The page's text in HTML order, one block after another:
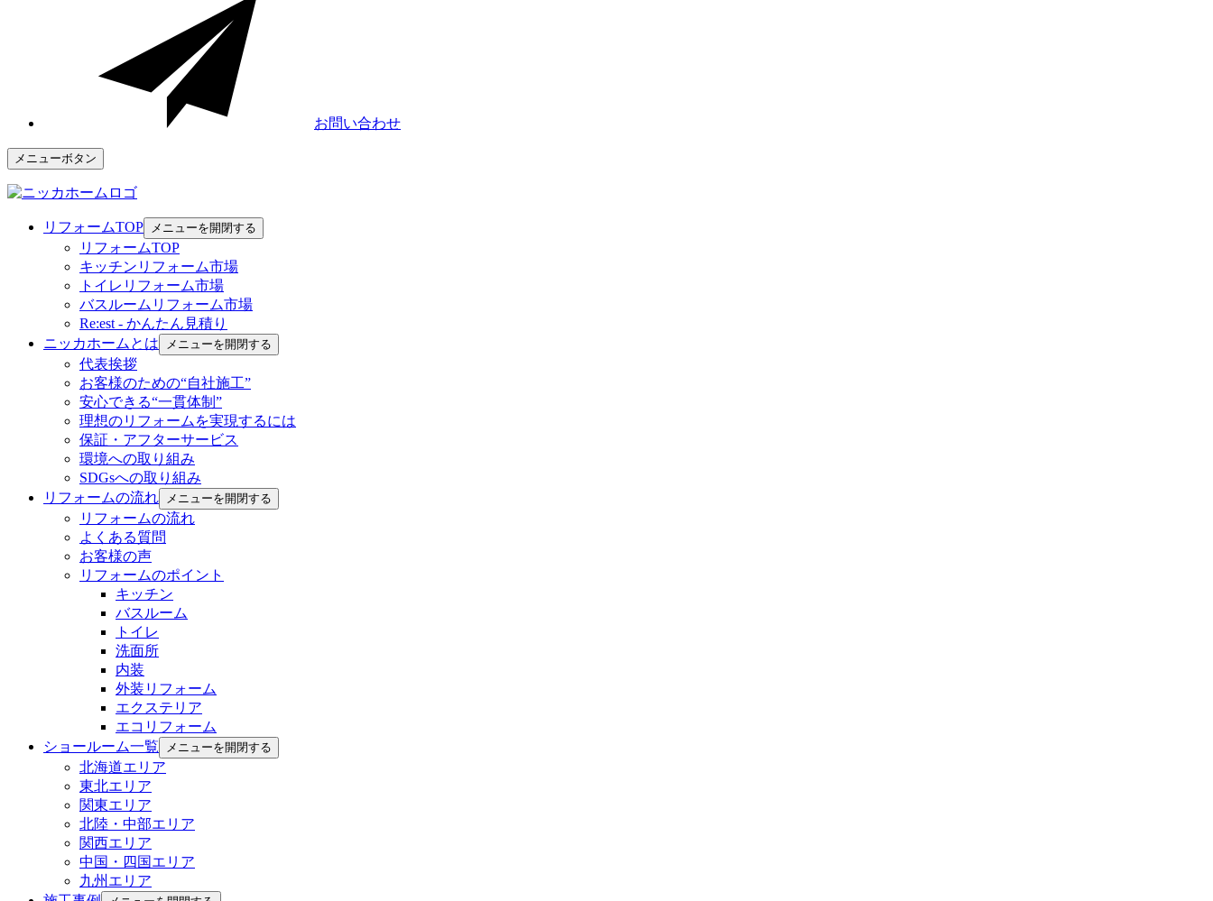
お問い合わせ
メニューボタン
リフォームTOP メニューを開閉する
リフォームTOP
キッチンリフォーム市場
トイレリフォーム市場
バスルームリフォーム市場
Re:est - かんたん見積り
ニッカホームとは
メニューを開閉する
代表挨拶
お客様のための“自社施工”
安心できる“一貫体制”
理想のリフォームを実現するには
保証・アフターサービス
環境への取り組み
SDGsへの取り組み
リフォームの流れ
メニューを開閉する
リフォームの流れ
よくある質問
お客様の声
リフォームのポイント
キッチン
バスルーム
トイレ
洗面所
内装
外装リフォーム
エクステリア
エコリフォーム
ショールーム一覧
メニューを開閉する
北海道エリア
東北エリア
関東エリア
北陸・中部エリア
関西エリア
中国・四国エリア
九州エリア